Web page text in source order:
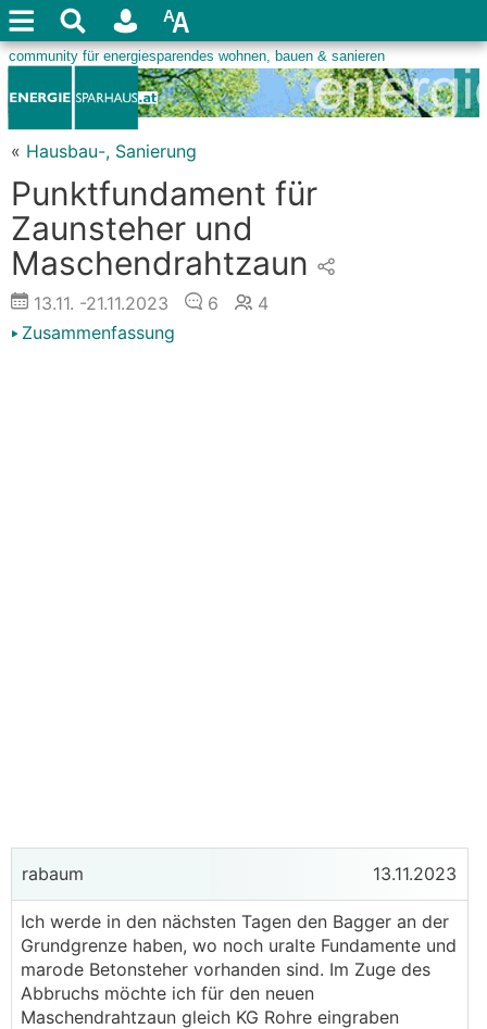
« Hausbau-, Sanierung
Punktfundament für
Zaunsteher und
Maschendrahtzaun
13.11. -21.11.2023 6
4
Zusammenfassung
rabaum 13.11.2023
Ich werde in den nächsten Tagen den Bagger an der
Grundgrenze haben, wo noch uralte Fundamente und
marode Betonsteher vorhanden sind. Im Zuge des
Abbruchs möchte ich für den neuen
Maschendrahtzaun gleich KG Rohre eingraben